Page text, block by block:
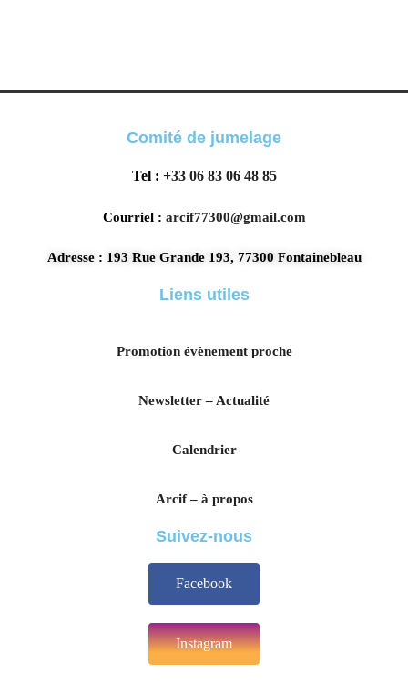
Comité de jumelage
Tel : +33 06 83 06 48 85
Courriel : arcif77300@gmail.com
Adresse : 193 Rue Grande 193, 77300 Fontainebleau
Liens utiles
Promotion évènement proche
Newsletter – Actualité
Calendrier
Arcif – à propos
Suivez-nous
Facebook
Instagram